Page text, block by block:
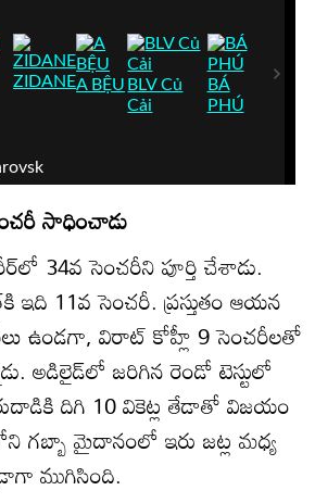
సాధించాడు
34వ సెంచరీని పూర్తి చేశాడు.
ఇది 11వ సెంచరీ. ప్రస్తుతం ఆయన
ఉండగా, విరాట్ కోహ్లీ 9 సెంచరీలతో
అడిలైడ్‌లో జరిగిన రెండో టెస్టులో
దిగి 10 వికెట్ల తేడాతో విజయం
గబ్బా మైదానంలో ఇరు జట్ల మధ్య
ముగిసింది.